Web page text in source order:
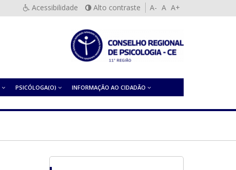
Acessibilidade Alto contraste A- A A+
PSICÓLOGA(O) INFORMAÇÃO AO CIDADÃO